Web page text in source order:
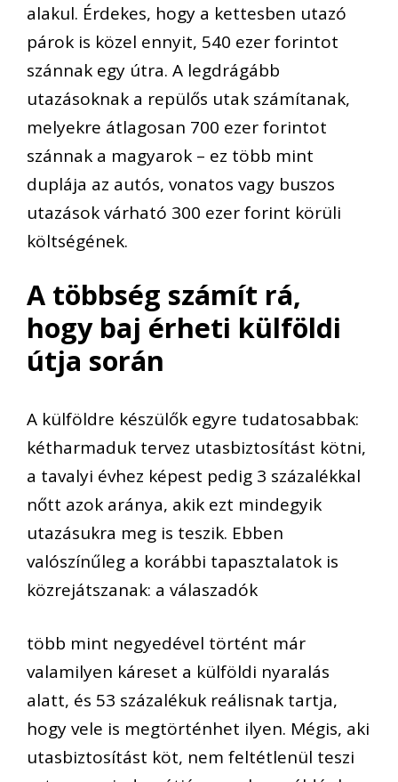
alakul. Érdekes, hogy a kettesben utazó
párok is közel ennyit, 540 ezer forintot
szánnak egy útra. A legdrágább
utazásoknak a repülős utak számítanak,
melyekre átlagosan 700 ezer forintot
szánnak a magyarok – ez több mint
duplája az autós, vonatos vagy buszos
utazások várható 300 ezer forint körüli
költségének.
A többség számít rá,
hogy baj érheti külföldi
útja során
A külföldre készülők egyre tudatosabbak:
kétharmaduk tervez utasbiztosítást kötni,
a tavalyi évhez képest pedig 3 százalékkal
nőtt azok aránya, akik ezt mindegyik
utazásukra meg is teszik. Ebben
valószínűleg a korábbi tapasztalatok is
közrejátszanak: a válaszadók
több mint negyedével történt már
valamilyen káreset a külföldi nyaralás
alatt, és 53 százalékuk reálisnak tartja,
hogy vele is megtörténhet ilyen. Mégis, aki
utasbiztosítást köt, nem feltétlenül teszi